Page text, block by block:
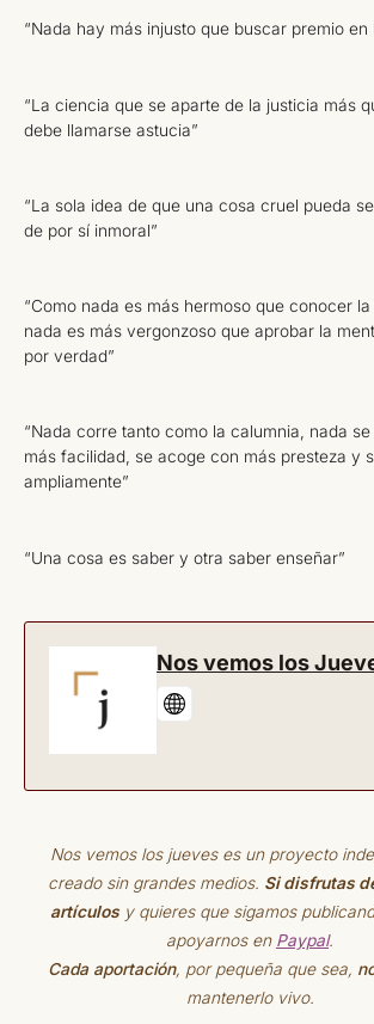
“Nada hay más injusto que buscar premio en
“La ciencia que se aparte de la justicia más
debe llamarse astucia”
“La sola idea de que una cosa cruel pueda
de por sí inmoral”
“Como nada es más hermoso que conocer la
nada es más vergonzoso que aprobar la
por verdad”
“Nada corre tanto como la calumnia, nada
más facilidad, se acoge con más presteza y
ampliamente”
“Una cosa es saber y otra saber enseñar”
Nos vemos los
Nos vemos los jueves es un proyecto
creado sin grandes medios. Si disfrutas
artículosy quieres que sigamos
apoyarnos en Paypal.
Cada aportación, por pequeña que sea,
mantenerlo vivo.